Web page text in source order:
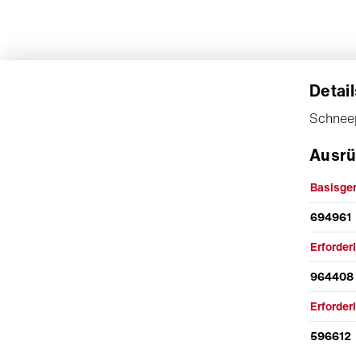
694961
964408
596612